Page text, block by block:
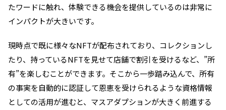
たワードに触れ、体験できる機会を提供しているのは非常に
インパクトが大きいです。
現時点で既に様々なNFTが配布されており、コレクションし
たり、持っているNFTを見せて店舗で割引を受けるなど、”所
有”を楽しむことができます。そこから一歩踏み込んで、所有
の事実を自動的に認証して恩恵を受けられるような資格情報
としての活用が進むと、マスアダプションが大きく前進する